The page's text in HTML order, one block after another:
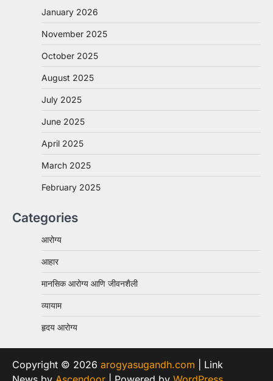
January 2026
November 2025
October 2025
August 2025
July 2025
June 2025
April 2025
March 2025
February 2025
Categories
आरोग्य
आहार
मानसिक आरोग्य आणि जीवनशैली
व्यायाम
हृदय आरोग्य
Copyright © 2026 arogyasugandh.com | Link